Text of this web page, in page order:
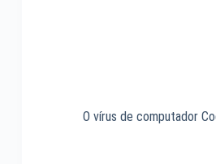
O vírus de computador